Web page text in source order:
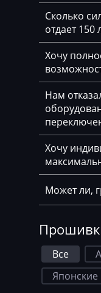
Caterpillar
CFMoto
Challenger
Changan
Changhe
Chery
Chevrolet
Chrysler
Citroen
CMI
Comacchio
Cupra
Сколько
отдает 150
Хочу
Нам
Хочу
Может ли,
Все
Японские